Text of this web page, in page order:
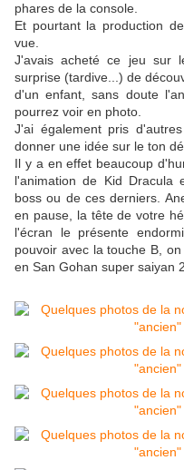
phares de la console.
Et pourtant la production
vue.
J'avais acheté ce jeu sur
surprise (tardive...) de
d'un enfant, sans doute
pourrez voir en photo.
J'ai également pris
donner une idée sur le ton
Il y a en effet beaucoup
l'animation de Kid Dracula
boss ou de ces derniers.
en pause, la tête de votre
l'écran le présente
pouvoir avec la touche B,
en San Gohan super saiyan